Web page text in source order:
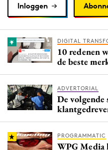
Programmatic
Reputatie & crisis
Inloggen
DIGITAL
10 redenen
de beste
ADVERTORIAL
De volgende
PROGRAMMATIC
WPG Media